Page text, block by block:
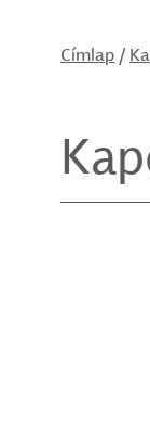
Címlap /